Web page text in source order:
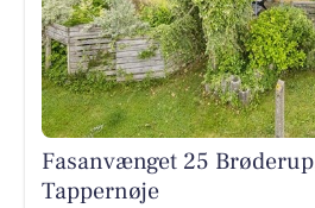
Fasanvænget 25
Tappernøje